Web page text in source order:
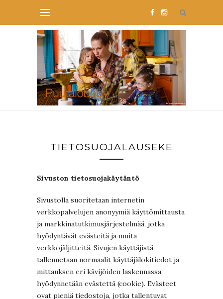
TIETOSUOJALAUSEKE
Sivuston tietosuojakäytäntö
Sivustolla suoritetaan internetin
verkkopalvelujen anonyymiä käyttömittausta
ja markkinatutkimusjärjestelmää, jotka
hyödyntävät evästeitä ja muita
verkkojäljitteitä. Sivujen käyttäjistä
tallennetaan normaalit käyttäjälokitiedot ja
mittauksen eri kävijöiden laskennassa
hyödynnetään evästettä (cookie). Evästeet
ovat pieniä tiedostoja, jotka tallentuvat